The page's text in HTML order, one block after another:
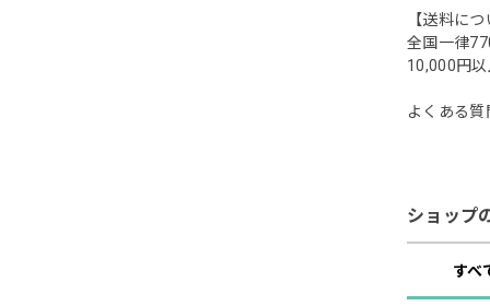
【送料に
全国一律
10,000円
よくある
ショップ
すべ